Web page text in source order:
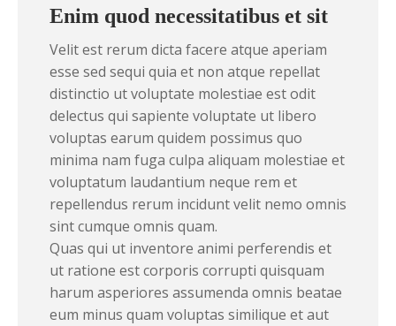
Enim quod necessitatibus et sit
Velit est rerum dicta facere atque aperiam
esse sed sequi quia et non atque repellat
distinctio ut voluptate molestiae est odit
delectus qui sapiente voluptate ut libero
voluptas earum quidem possimus quo
minima nam fuga culpa aliquam molestiae et
voluptatum laudantium neque rem et
repellendus rerum incidunt velit nemo omnis
sint cumque omnis quam.
Quas qui ut inventore animi perferendis et
ut ratione est corporis corrupti quisquam
harum asperiores assumenda omnis beatae
eum minus quam voluptas similique et aut